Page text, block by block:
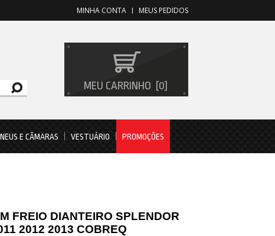
MEUS PEDIDOS
MINHA CONTA
MEU CARRINHO 0
E CÂMARAS VESTUÁRIO PROMOÇÕES
FREIO DIANTEIRO SPLENDOR
2012 2013 COBREQ